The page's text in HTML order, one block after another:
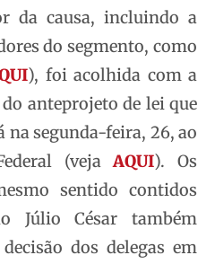
da causa, incluindo a
do segmento, como
), foi acolhida com a
anteprojeto de lei que
segunda-feira, 26, ao
(vejaAQUI). Os
sentido contidos
Júlio César também
dos delegas em